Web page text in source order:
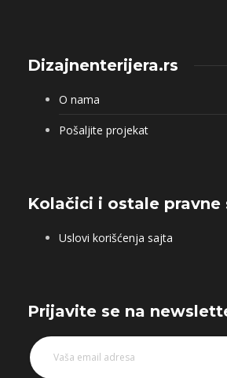
Dizajnenterijera.rs
O nama
Pošaljite projekat
Kolačici i ostale pravne
Uslovi korišćenja sajta
Prijavite se na